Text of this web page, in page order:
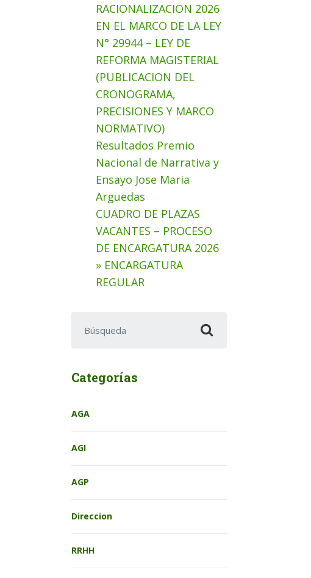
RACIONALIZACION 2026
EN EL MARCO DE LA LEY
N° 29944 – LEY DE
REFORMA MAGISTERIAL
(PUBLICACION DEL
CRONOGRAMA,
PRECISIONES Y MARCO
NORMATIVO)
Resultados Premio
Nacional de Narrativa y
Ensayo Jose Maria
Arguedas
CUADRO DE PLAZAS
VACANTES – PROCESO
DE ENCARGATURA 2026
» ENCARGATURA
REGULAR
Categorías
AGA
AGI
AGP
Direccion
RRHH